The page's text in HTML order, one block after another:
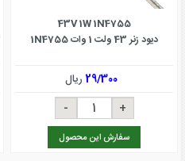
43V 1W 1N4755
دیود زنر 43 ولت 1 وات 1N4755
29/300ریال
سفارش این محصول